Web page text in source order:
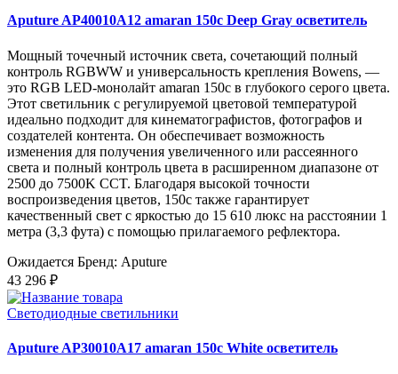
Aputure AP40010A12 amaran 150c Deep Gray осветитель
Мощный точечный источник света, сочетающий полный
контроль RGBWW и универсальность крепления Bowens, —
это RGB LED-монолайт amaran 150c в глубокого серого цвета.
Этот светильник с регулируемой цветовой температурой
идеально подходит для кинематографистов, фотографов и
создателей контента. Он обеспечивает возможность
изменения для получения увеличенного или рассеянного
света и полный контроль цвета в расширенном диапазоне от
2500 до 7500K CCT. Благодаря высокой точности
воспроизведения цветов, 150c также гарантирует
качественный свет с яркостью до 15 610 люкс на расстоянии 1
метра (3,3 фута) с помощью прилагаемого рефлектора.
Ожидается Бренд: Aputure
43 296 ₽
Светодиодные светильники
Aputure AP30010A17 amaran 150c White осветитель